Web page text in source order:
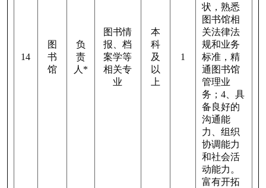
14
图
书
馆
负
责
人 *
图书情
报、档
案学等
相关专
业
本
科
及
以
上
1
状，熟悉
图书馆相
关法律法
规和业务
标准，精
通图书馆
管理业
务； 4、具
备良好的
沟通能
力、组织
协调能力
和社会活
动能力。
富有开拓